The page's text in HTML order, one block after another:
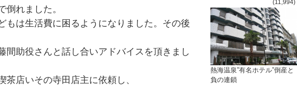
倒れました。
もは生活費に困るようになりました。その後
間助役さんと話し合いアドバイスを頂きまし
茶店いその寺田店主に依頼し、
(11,994)
熱海温泉”有名ホテル”倒産と
負の連鎖